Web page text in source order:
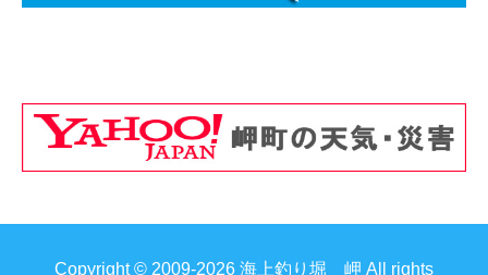
Copyright © 2009-2026 海上釣り堀 岬 All rights